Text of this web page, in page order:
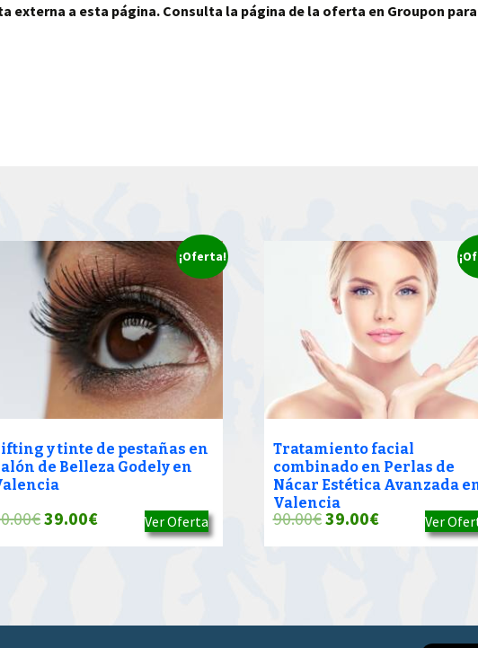
externa a esta página. Consulta la página de la oferta en Groupon
¡Oferta!
y tinte de pestañas en
de Belleza Godely en
€El
precio
90.00€.
39.00€El
precio
39.00€.
Ver Oferta
Tratamiento facial
combinado en Perlas de
Nácar Estética Avanzada
Valencia
90.00€El
precio
90.00€.
39.00€El
precio
39.00€.
Ver